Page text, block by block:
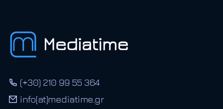
(+30) 210 99 55 364
info[at]mediatime.gr